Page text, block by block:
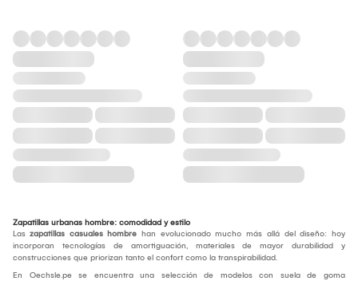
Zapatillas urbanas hombre: comodidad y estilo
Las zapatillas casuales hombre han evolucionado mucho más allá del diseño: hoy
incorporan tecnologías de amortiguación, materiales de mayor durabilidad y
construcciones que priorizan tanto el confort como la transpirabilidad.
En Oechsle.pe se encuentra una selección de modelos con suela de goma